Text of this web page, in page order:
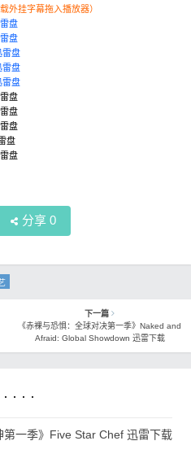
外挂字幕拖入播放器）
盘
盘
雷盘
雷盘
雷盘
盘
盘
盘
盘
盘
分享 0
下一篇
《赤裸与恐惧：全球对决第一季》Naked and
Afraid: Global Showdown 迅雷下载
· · ·
第一季》Five Star Chef 迅雷下载